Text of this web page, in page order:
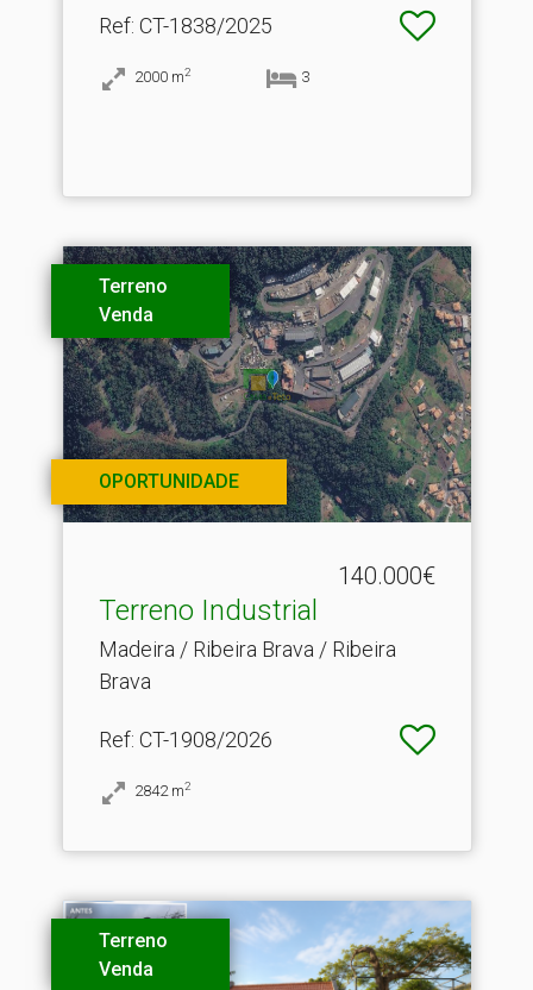
Ref: CT-1838/2025
2000 m2 3
Terreno
Venda
OPORTUNIDADE
140.000€
Terreno Industrial
Madeira / Ribeira Brava / Ribeira
Brava
Ref: CT-1908/2026
2842 m2
Terreno
Venda